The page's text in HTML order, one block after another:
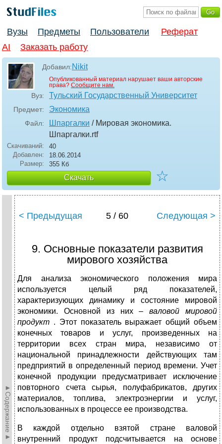
Вузы Предметы Пользователи
Реферат
AI
Заказать работу
Добавил:Nikit
Опубликованный материал нарушает ваши авторские
права? Сообщите нам.
Вуз: Тульский Государственный Университет
Предмет: Экономика
Файл: Шпаргалки / Мировая экономика.
Шпаргалки.rtf
Скачиваний:
40
Добавлен:
18.06.2014
Размер:
355 Кб
Скачать ☆
►Содержание►
< Предыдущая 5 / 60 Следующая >
9. Основные показатели развития
мирового хозяйства
Для анализа экономического положения мира
используется целый ряд показателей,
характеризующих динамику и состояние мировой
экономики. Основной из них –валовой мировой
продукт . Этот показатель выражает общий объем
конечных товаров и услуг, произведенных на
территории всех стран мира, независимо от
национальной принадлежности действующих там
предприятий в определенный период времени. Учет
конечной продукции предусматривает исключение
повторного счета сырья, полуфабрикатов, других
материалов, топлива, электроэнергии и услуг,
использованных в процессе ее производства.
В каждой отдельно взятой стране валовой
внутренний продукт подсчитывается на основе